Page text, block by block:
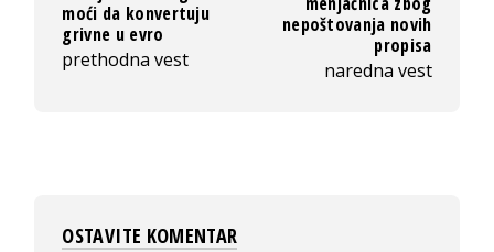
moći da konvertuju
grivne u evro
prethodna vest
nepoštovanja novih
propisa
naredna vest
OSTAVITE KOMENTAR